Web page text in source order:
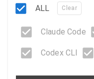
ALL Clear
Claude Code
Codex CLI